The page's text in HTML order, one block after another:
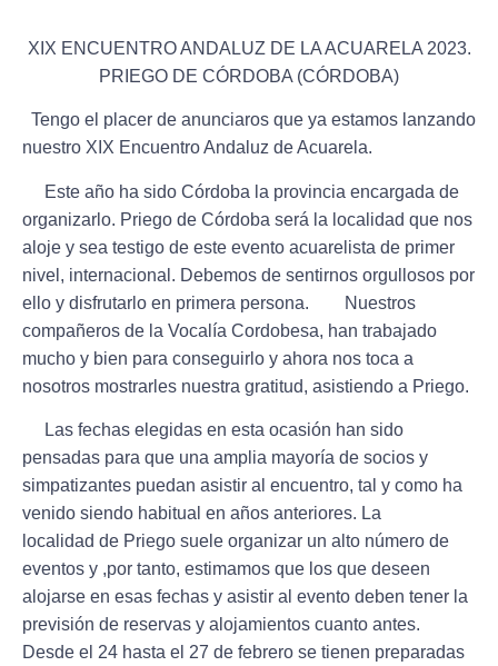
XIX ENCUENTRO ANDALUZ DE LA ACUARELA 2023.
PRIEGO DE CÓRDOBA (CÓRDOBA)
Tengo el placer de anunciaros que ya estamos lanzando
nuestro XIX Encuentro Andaluz de Acuarela.
Este año ha sido Córdoba la provincia encargada de
organizarlo. Priego de Córdoba será la localidad que nos
aloje y sea testigo de este evento acuarelista de primer
nivel, internacional. Debemos de sentirnos orgullosos por
ello y disfrutarlo en primera persona. Nuestros
compañeros de la Vocalía Cordobesa, han trabajado
mucho y bien para conseguirlo y ahora nos toca a
nosotros mostrarles nuestra gratitud, asistiendo a Priego.
Las fechas elegidas en esta ocasión han sido
pensadas para que una amplia mayoría de socios y
simpatizantes puedan asistir al encuentro, tal y como ha
venido siendo habitual en años anteriores. La
localidad de Priego suele organizar un alto número de
eventos y ,por tanto, estimamos que los que deseen
alojarse en esas fechas y asistir al evento deben tener la
previsión de reservas y alojamientos cuanto antes.
Desde el 24 hasta el 27 de febrero se tienen preparadas